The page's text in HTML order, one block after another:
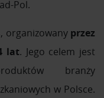
Pol.
organizowany przez
lat. Jego celem jest
branży
w Polsce.